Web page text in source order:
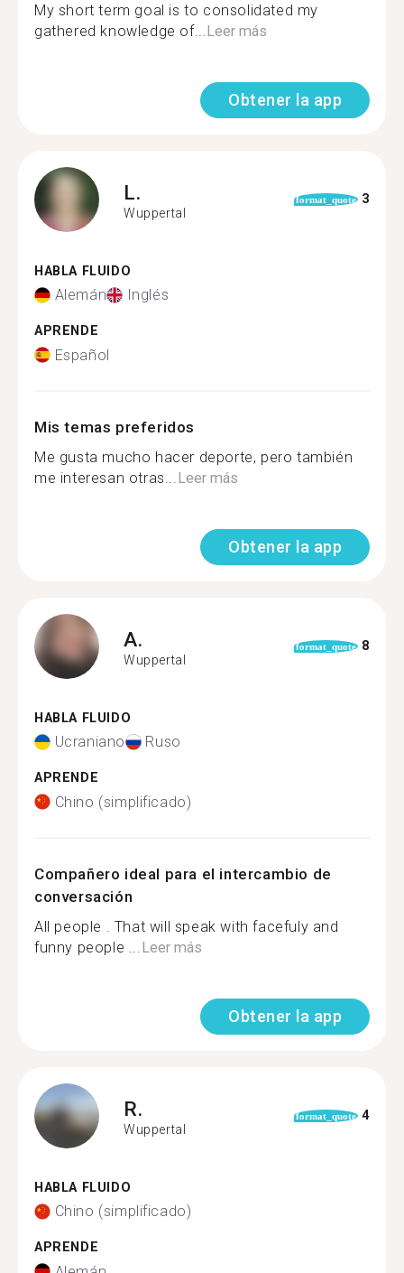
My short term goal is to consolidated my
gathered knowledge of... Leer más
Obtener la app
L.
Wuppertal
format_quote 3
HABLA FLUIDO
Alemán Inglés
APRENDE
Español
Mis temas preferidos
Me gusta mucho hacer deporte, pero también
me interesan otras... Leer más
Obtener la app
A.
Wuppertal
format_quote 8
HABLA FLUIDO
Ucraniano Ruso
APRENDE
Chino (simplificado)
Compañero ideal para el intercambio de
conversación
All people . That will speak with facefuly and
funny people ... Leer más
Obtener la app
R.
Wuppertal
format_quote 4
HABLA FLUIDO
Chino (simplificado)
APRENDE